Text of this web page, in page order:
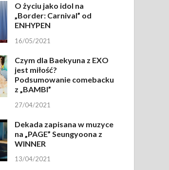
O życiu jako idol na
„Border: Carnival” od
ENHYPEN
16/05/2021
Czym dla Baekyuna z EXO
jest miłość?
Podsumowanie comebacku
z „BAMBI”
27/04/2021
Dekada zapisana w muzyce
na „PAGE” Seungyoona z
WINNER
13/04/2021